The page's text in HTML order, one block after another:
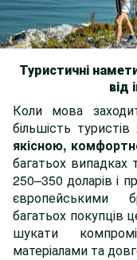
Туристичні
від
Коли мова
більшість
якісною,
багатьох випадках
250–350 доларів і
європейськими
багатьох покупців
шукати
матеріалами та